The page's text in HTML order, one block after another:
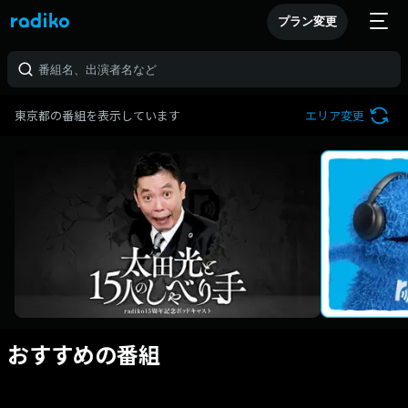
プラン変更
東京都の番組を表示しています エリア変更
おすすめの番組